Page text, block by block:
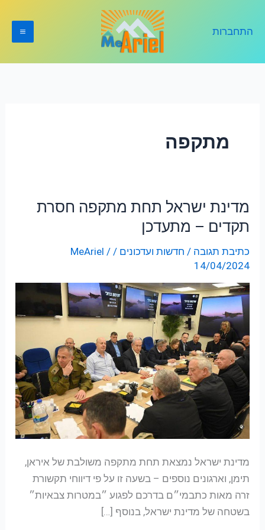
התחברות
מתקפה
מדינת ישראל תחת מתקפה חסרת
תקדים – מתעדכן
כתיבת תגובה / חדשות ועדכונים /
MeAriel /
14/04/2024
מדינת ישראל נמצאת תחת מתקפה משולבת של איראן,
תימן, וארגונים נוספים – בשעה זו על פי דיווחי תקשורת
זרה מאות כתבמי״ם בדרכם לפגוע ״במטרות צבאיות״
בשטחה של מדינת ישראל, בנוסף […]
מדינת
ישראל
תחת
מתקפה
חסרת
תקדים
–
מתעדכן